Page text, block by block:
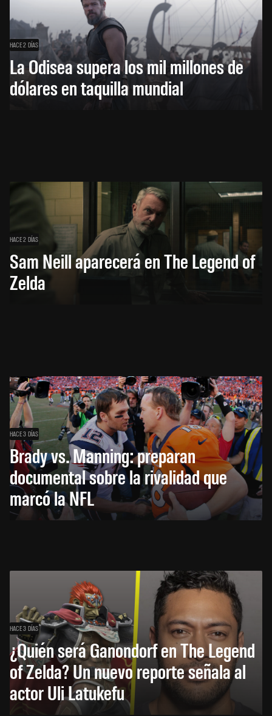
HACE 2 DÍAS
La Odisea supera los mil millones de
dólares en taquilla mundial
HACE 2 DÍAS
Sam Neill aparecerá en The Legend of
Zelda
HACE 3 DÍAS
Brady vs. Manning: preparan
documental sobre la rivalidad que
marcó la NFL
HACE 3 DÍAS
¿Quién será Ganondorf en The Legend
of Zelda? Un nuevo reporte señala al
actor Uli Latukefu